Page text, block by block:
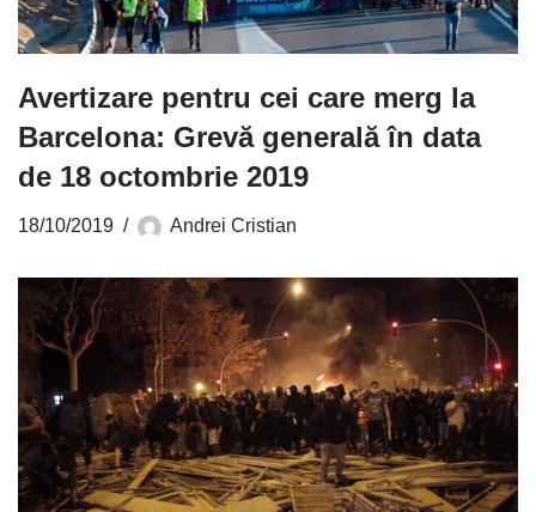
Avertizare pentru cei care merg la
Barcelona: Grevă generală în data
de 18 octombrie 2019
18/10/2019 Andrei Cristian